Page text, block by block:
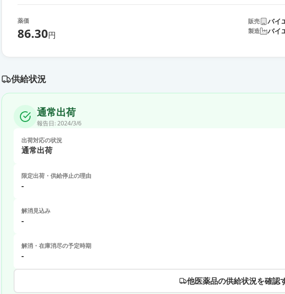
薬価
86.30円
販売 バイ
製造 バイ
供給状況
通常出荷
報告日: 2024/3/6
出荷対応の状況
通常出荷
限定出荷・供給停止の理由
-
解消見込み
-
解消・在庫消尽の予定時期
-
他医薬品の供給状況を確認